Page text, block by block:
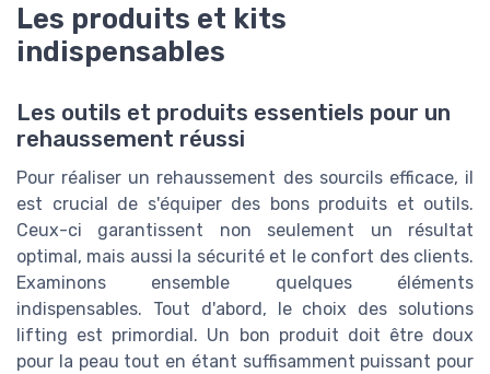
Les produits et kits
indispensables
Les outils et produits essentiels pour un
rehaussement réussi
Pour réaliser un rehaussement des sourcils efficace, il
est crucial de s'équiper des bons produits et outils.
Ceux-ci garantissent non seulement un résultat
optimal, mais aussi la sécurité et le confort des clients.
Examinons ensemble quelques éléments
indispensables. Tout d'abord, le choix des solutions
lifting est primordial. Un bon produit doit être doux
pour la peau tout en étant suffisamment puissant pour